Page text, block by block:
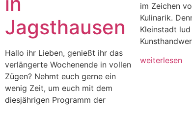
Jagsthausen
Hallo ihr Lieben, genießt ihr das
verlängerte Wochenende in vollen
Zügen? Nehmt euch gerne ein
wenig Zeit, um euch mit dem
diesjährigen Programm der
im Zeichen
Kulinarik.
Kleinstadt
weiterlesen